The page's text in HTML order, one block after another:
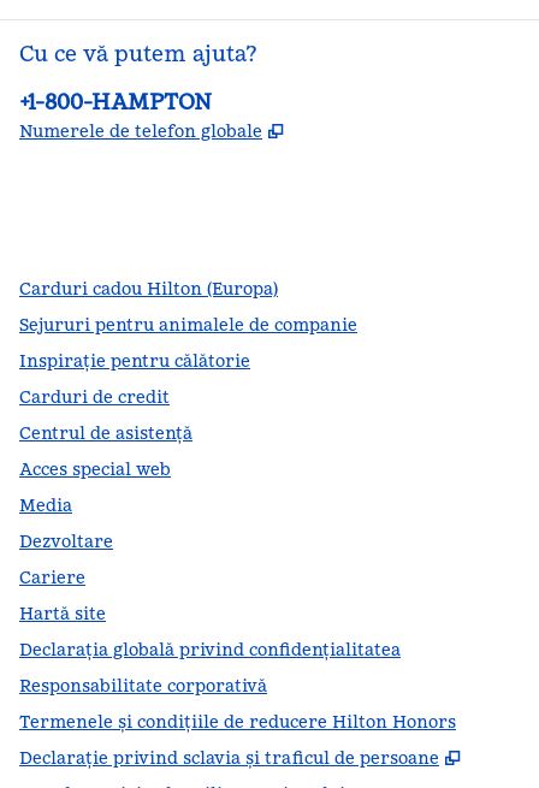
Cu ce vă putem ajuta?
Telefon:
+1-800-HAMPTON
Numerele de telefon globale ,
Carduri cadou Hilton (Europa)
Sejururi pentru animalele de companie
Inspirație pentru călătorie
Carduri de credit
Centrul de asistență
Acces special web
Media
Dezvoltare
Cariere
Hartă site
Declarația globală privind confidenţialitatea
Responsabilitate corporativă
Termenele și condițiile de reducere Hilton Honors
Declarație privind sclavia și traficul de persoane
,